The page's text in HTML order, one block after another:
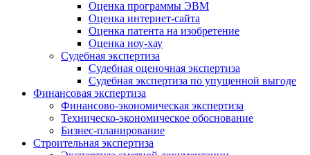
Оценка программы ЭВМ
Оценка интернет-сайта
Оценка патента на изобретение
Оценка ноу-хау
Судебная экспертиза
Судебная оценочная экспертиза
Судебная экспертиза по упущенной выгоде
Финансовая экспертиза
Финансово-экономическая экспертиза
Техническо-экономическое обоснование
Бизнес-планирование
Строительная экспертиза